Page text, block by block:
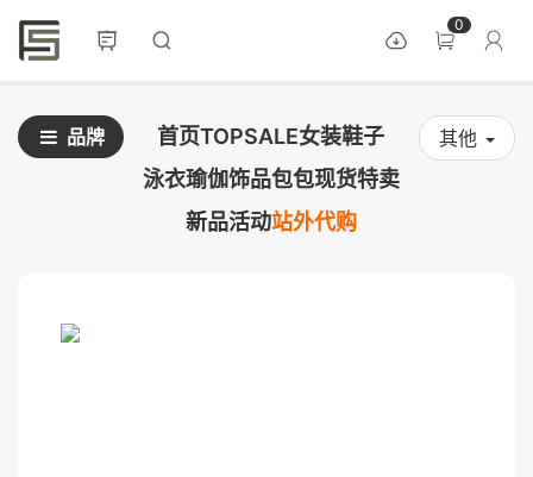
0
品牌 首页TOPSALE女装鞋子
泳衣瑜伽饰品包包现货特卖
新品活动站外代购
其他